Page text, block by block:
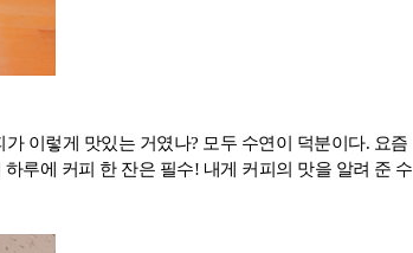
이렇게 맛있는 거였나? 모두 수연이 덕분이다. 요즘
루에 커피 한 잔은 필수! 내게 커피의 맛을 알려 준 수